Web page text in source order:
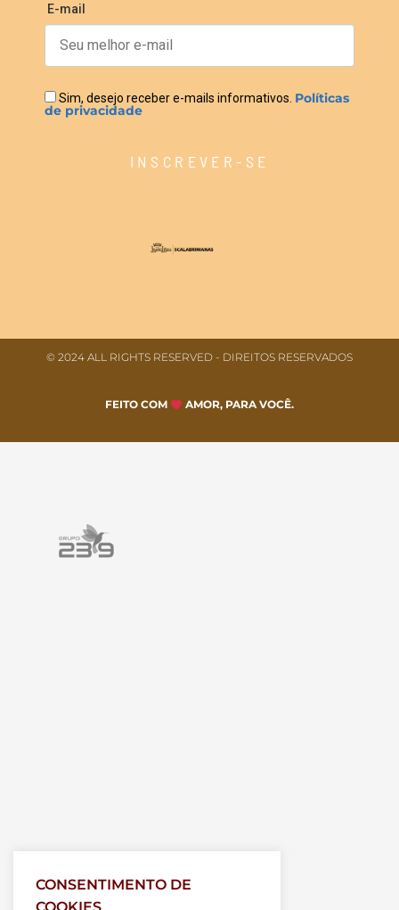
E-mail
Sim, desejo receber e-mails informativos. Políticas
de privacidade
INSCREVER-SE
© 2024 ALL RIGHTS RESERVED​ - DIREITOS RESERVADOS
FEITO COM AMOR, PARA VOCÊ.
CONSENTIMENTO DE